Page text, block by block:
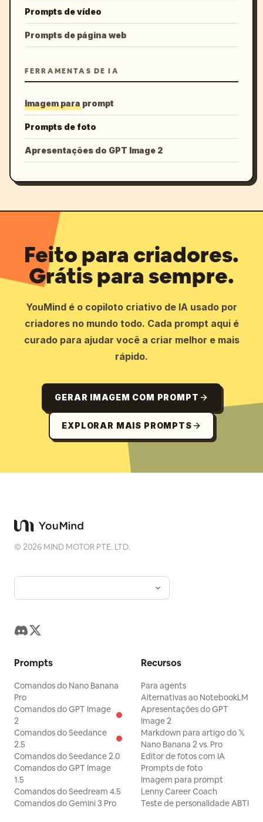
Prompts de vídeo
Prompts de página web
FERRAMENTAS DE IA
Imagem para prompt
Prompts de foto
Apresentações do GPT Image 2
Feito para criadores.
Grátis para sempre.
YouMind é o copiloto criativo de IA usado por
criadores no mundo todo. Cada prompt aqui é
curado para ajudar você a criar melhor e mais
rápido.
GERAR IMAGEM COM PROMPT
EXPLORAR MAIS PROMPTS
©2026 MIND MOTOR PTE. LTD.
Prompts
Comandos do Nano Banana
Pro
Comandos do GPT Image
2
Comandos do Seedance
2.5
Comandos do Seedance 2.0
Comandos do GPT Image
1.5
Comandos do Seedream 4.5
Comandos do Gemini 3 Pro
Recursos
Para agents
Alternativas ao NotebookLM
Apresentações do GPT
Image 2
Markdown para artigo do 𝕏
Nano Banana 2 vs. Pro
Editor de fotos com IA
Prompts de foto
Imagem para prompt
Lenny Career Coach
Teste de personalidade ABTI